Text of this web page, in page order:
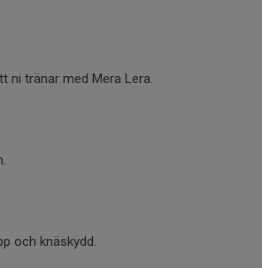
ni tränar med Mera Lera.
och knäskydd.